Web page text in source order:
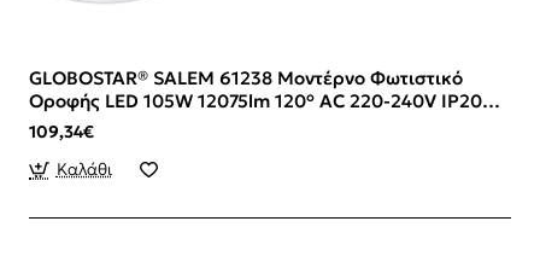
GLOBOSTAR® SALEM 61238 Μοντέρνο Φωτιστικό
Οροφής LED 105W 12075lm 120° AC 220-240V IP20
Ρυθμιζόμενο Λευκό CCT με Χειριστήριο από 2700K
έως 6000K Dimmable - Lumileds SMD Chip - Γκρι -
Μ60 x Π60 x Υ9.5cm - 3 Χρόνια Εγγύηση
109,34€
Καλάθι